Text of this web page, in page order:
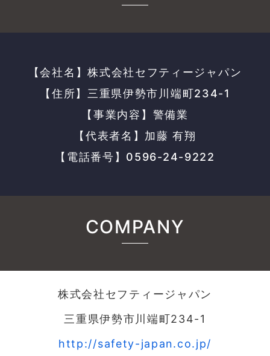
【会社名】株式会社セフティージャパン
【住所】三重県伊勢市川端町234-1
【事業内容】警備業
【代表者名】加藤 有翔
【電話番号】0596-24-9222
COMPANY
株式会社セフティージャパン
三重県伊勢市川端町234-1
http://safety-japan.co.jp/